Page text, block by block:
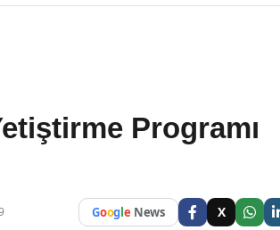
Programı
Google News X